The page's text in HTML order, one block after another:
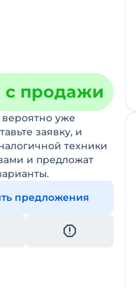
с продажи
вероятно уже
заявку, и
техники
и предложат
предложения